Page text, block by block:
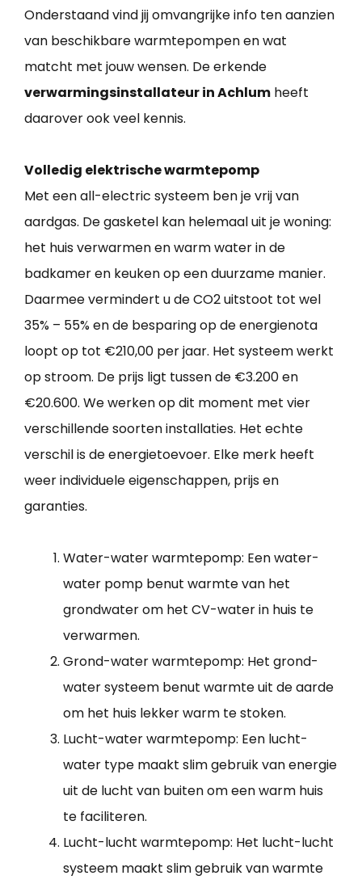
Onderstaand vind jij omvangrijke info ten aanzien
van beschikbare warmtepompen en wat
matcht met jouw wensen. De erkende
verwarmingsinstallateur in Achlum heeft
daarover ook veel kennis.
Volledig elektrische warmtepomp
Met een all-electric systeem ben je vrij van
aardgas. De gasketel kan helemaal uit je woning:
het huis verwarmen en warm water in de
badkamer en keuken op een duurzame manier.
Daarmee vermindert u de CO2 uitstoot tot wel
35% – 55% en de besparing op de energienota
loopt op tot €210,00 per jaar. Het systeem werkt
op stroom. De prijs ligt tussen de €3.200 en
€20.600. We werken op dit moment met vier
verschillende soorten installaties. Het echte
verschil is de energietoevoer. Elke merk heeft
weer individuele eigenschappen, prijs en
garanties.
Water-water warmtepomp: Een water-
water pomp benut warmte van het
grondwater om het CV-water in huis te
verwarmen.
Grond-water warmtepomp: Het grond-
water systeem benut warmte uit de aarde
om het huis lekker warm te stoken.
Lucht-water warmtepomp: Een lucht-
water type maakt slim gebruik van energie
uit de lucht van buiten om een warm huis
te faciliteren.
Lucht-lucht warmtepomp: Het lucht-lucht
systeem maakt slim gebruik van warmte